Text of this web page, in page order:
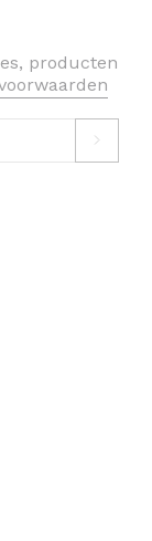
producten